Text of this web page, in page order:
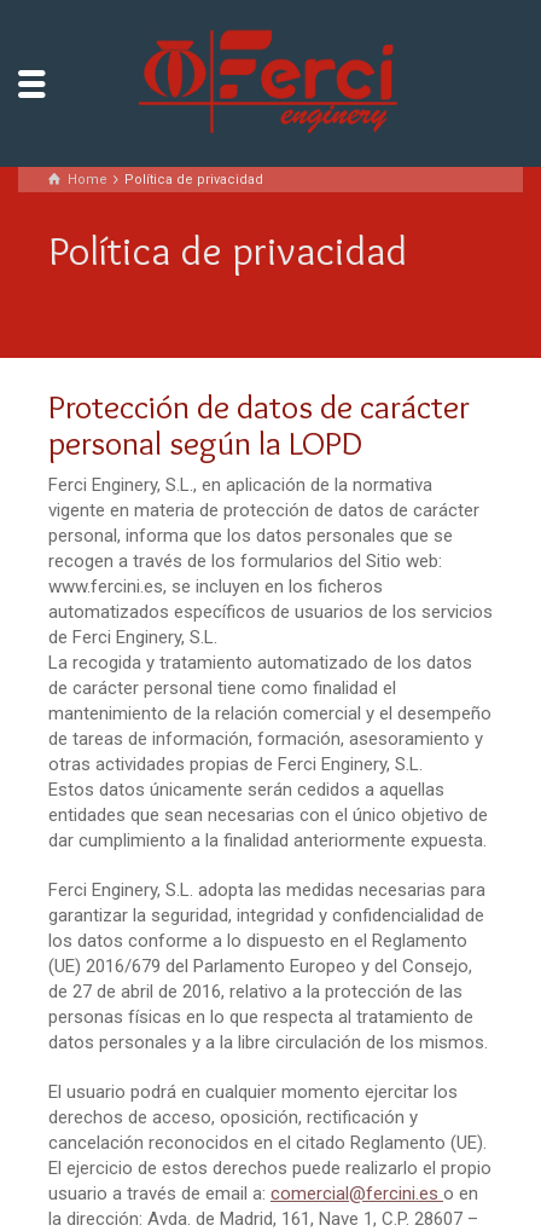
Home Política de privacidad
Política de privacidad
Protección de datos de carácter
personal según la LOPD
Ferci Enginery, S.L., en aplicación de la normativa
vigente en materia de protección de datos de carácter
personal, informa que los datos personales que se
recogen a través de los formularios del Sitio web:
www.fercini.es, se incluyen en los ficheros
automatizados específicos de usuarios de los servicios
de Ferci Enginery, S.L.
La recogida y tratamiento automatizado de los datos
de carácter personal tiene como finalidad el
mantenimiento de la relación comercial y el desempeño
de tareas de información, formación, asesoramiento y
otras actividades propias de Ferci Enginery, S.L.
Estos datos únicamente serán cedidos a aquellas
entidades que sean necesarias con el único objetivo de
dar cumplimiento a la finalidad anteriormente expuesta.
Ferci Enginery, S.L. adopta las medidas necesarias para
garantizar la seguridad, integridad y confidencialidad de
los datos conforme a lo dispuesto en el Reglamento
(UE) 2016/679 del Parlamento Europeo y del Consejo,
de 27 de abril de 2016, relativo a la protección de las
personas físicas en lo que respecta al tratamiento de
datos personales y a la libre circulación de los mismos.
El usuario podrá en cualquier momento ejercitar los
derechos de acceso, oposición, rectificación y
cancelación reconocidos en el citado Reglamento (UE).
El ejercicio de estos derechos puede realizarlo el propio
usuario a través de email a: comercial@fercini.es o en
la dirección: Avda. de Madrid, 161, Nave 1, C.P. 28607 –